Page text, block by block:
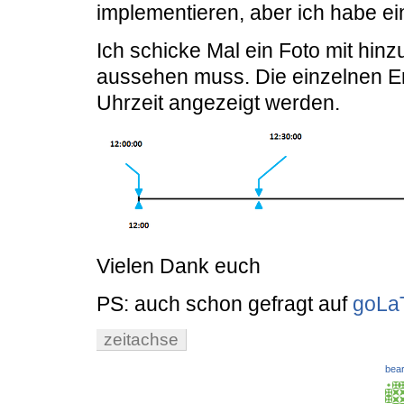
implementieren, aber ich habe
Ich schicke Mal ein Foto mit
aussehen muss. Die einzelnen
Uhrzeit angezeigt werden.
Vielen Dank euch
PS: auch schon gefragt auf
zeitachse